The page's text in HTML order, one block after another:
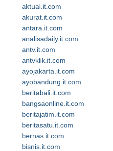
aktual.it.com
akurat.it.com
antara.it.com
analisadaily.it.com
antv.it.com
antvklik.it.com
ayojakarta.it.com
ayobandung.it.com
beritabali.it.com
bangsaonline.it.com
beritajatim.it.com
beritasatu.it.com
bernas.it.com
bisnis.it.com